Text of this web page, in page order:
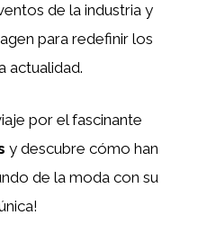
de la industria y
para redefinir los
actualidad.
por el fascinante
y descubre cómo han
de la moda con su